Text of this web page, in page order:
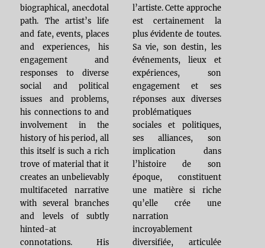
biographical, anecdotal
path. The artist’s life
and fate, events, places
and experiences, his
engagement and
responses to diverse
social and political
issues and problems,
his connections to and
involvement in the
history of his period, all
this itself is such a rich
trove of material that it
creates an unbelievably
multifaceted narrative
with several branches
and levels of subtly
hinted-at
connotations. His
l’artiste. Cette approche
est certainement la
plus évidente de toutes.
Sa vie, son destin, les
événements, lieux et
expériences, son
engagement et ses
réponses aux diverses
problématiques
sociales et politiques,
ses alliances, son
implication dans
l’histoire de son
époque, constituent
une matière si riche
qu’elle crée une
narration
incroyablement
diversifiée, articulée